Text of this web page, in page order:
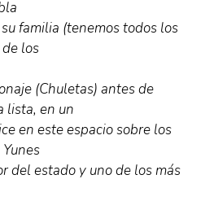
familia (tenemos todos los
los
(Chuletas) antes de
lista, en un
en este espacio sobre los
del estado y uno de los más